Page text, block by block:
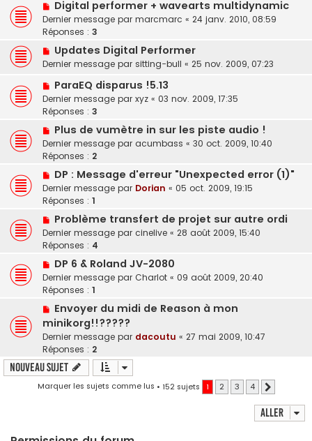
Digital performer + wavearts multidynamic
Dernier message par marcmarc « 24 janv. 2010, 08:59
Réponses : 3
Updates Digital Performer
Dernier message par sitting-bull « 25 nov. 2009, 07:23
ParaEQ disparus !5.13
Dernier message par xyz « 03 nov. 2009, 17:35
Réponses : 3
Plus de vumètre in sur les piste audio !
Dernier message par acumbass « 30 oct. 2009, 10:40
Réponses : 2
DP : Message d'erreur "Unexpected error (1)"
Dernier message par Dorian « 05 oct. 2009, 19:15
Réponses : 1
Problème transfert de projet sur autre ordi
Dernier message par cinelive « 28 août 2009, 15:40
Réponses : 4
DP 6 & Roland JV-2080
Dernier message par Charlot « 09 août 2009, 20:40
Réponses : 1
Envoyer du midi de Reason à mon
minikorg!!?????
Dernier message par dacoutu « 27 mai 2009, 10:47
Réponses : 2
Nouveau sujet
Marquer les sujets comme lus • 152 sujets 1 2 3 4
Aller